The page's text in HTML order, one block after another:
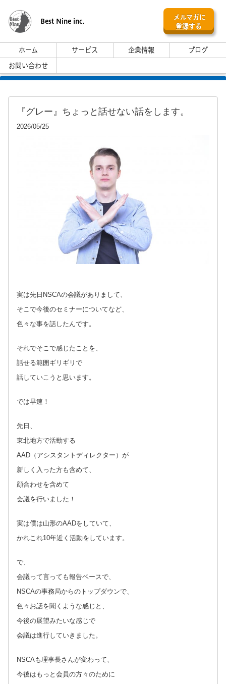
Best Nine inc.
メルマガに
登録する
ホーム サービス 企業情報
ブログ
お問い合わせ
『グレー』ちょっと話せない話をします。
2026/05/25
実は先日NSCAの会議がありまして、
そこで今後のセミナーについてなど、
色々な事を話したんです。
それでそこで感じたことを、
話せる範囲ギリギリで
話していこうと思います。
では早速！
先日、
東北地方で活動する
AAD（アシスタントディレクター）が
新しく入った方も含めて、
顔合わせを含めて
会議を行いました！
実は僕は山形のAADをしていて、
かれこれ10年近く活動をしています。
で、
会議って言っても報告ベースで、
NSCAの事務局からのトップダウンで、
色々お話を聞くような感じと、
今後の展望みたいな感じで
会議は進行していきました。
NSCAも理事長さんが変わって、
今後はもっと会員の方々のために